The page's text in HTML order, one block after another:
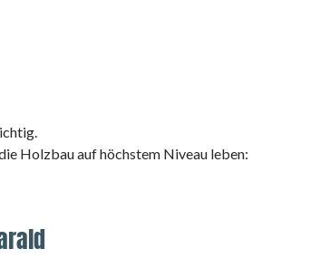
Holzbau auf höchstem Niveau leben: